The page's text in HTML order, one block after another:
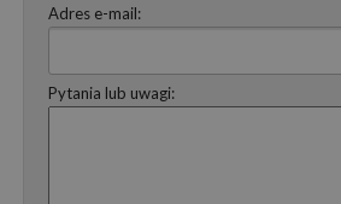
Adres e-mail:
Pytania lub uwagi: